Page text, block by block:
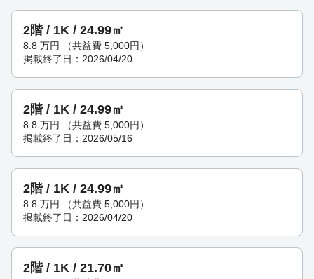
2階 / 1K / 24.99㎡
8.8 万円
（共益費 5,000円）
掲載終了日：2026/04/20
2階 / 1K / 24.99㎡
8.8 万円
（共益費 5,000円）
掲載終了日：2026/05/16
2階 / 1K / 24.99㎡
8.8 万円
（共益費 5,000円）
掲載終了日：2026/04/20
2階 / 1K / 21.70㎡